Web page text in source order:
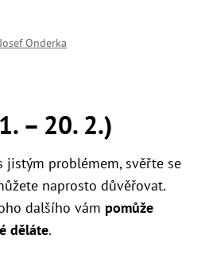
Josef Onderka
– 20. 2.)
jistým problémem, svěřte se
naprosto důvěřovat.
dalšího vám pomůže
děláte.